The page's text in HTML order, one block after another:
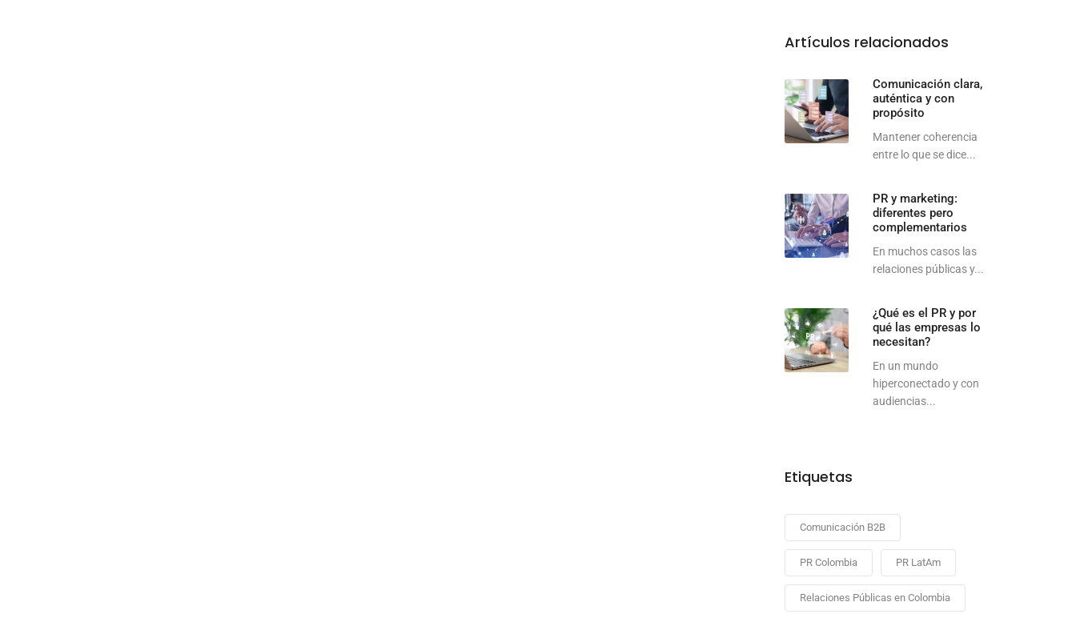
Artículos relacionados
Comunicación clara,
auténtica y con
propósito
Mantener coherencia
entre lo que se dice...
PR y marketing:
diferentes pero
complementarios
En muchos casos las
relaciones públicas y...
¿Qué es el PR y por
qué las empresas lo
necesitan?
En un mundo
hiperconectado y con
audiencias...
Etiquetas
Comunicación B2B
PR Colombia PR LatAm
Relaciones Públicas en Colombia